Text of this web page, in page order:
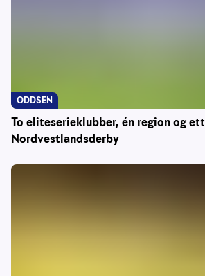
To eliteserieklubber, én region og ett
Nordvestlandsderby
ODDSEN